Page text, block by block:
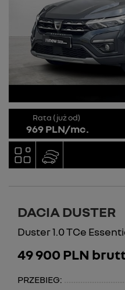
Rata (już od)
969 PLN/mc.
DACIA DUSTER
Duster 1.0 TCe
49 900 PLN
PRZEBIEG: